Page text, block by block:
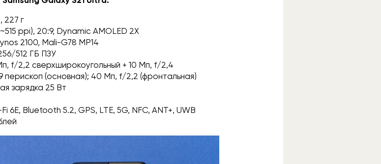
227 г
ppi), 20:9, Dynamic AMOLED 2X
2100, Mali-G78 MP14
512 ГБ ПЗУ
f/2,2 сверхширокоугольный + 10 Мп, f/2,4
перископ (основная); 40 Мп, f/2,2 (фронтальная)
зарядка 25 Вт
6E, Bluetooth 5.2, GPS, LTE, 5G, NFC, ANT+, UWB